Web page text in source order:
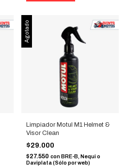
Agotado
Limpiador Motul M1 Helmet &
Visor Clean
$29.000
$27.550 con BRE-B, Nequi o
Daviplata (Sólo por web)